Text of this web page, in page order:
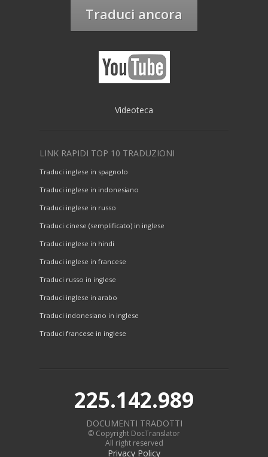
Traduci ancora
Videoteca
LINK RAPIDI TOP 10 TRADUZIONI
Traduci inglese in spagnolo
Traduci inglese in indonesiano
Traduci inglese in russo
Traduci cinese (semplificato) in inglese
Traduci inglese in hindi
Traduci inglese in francese
Traduci russo in inglese
Traduci inglese in arabo
Traduci indonesiano in inglese
Traduci francese in inglese
225.142.989
DOCUMENTI TRADOTTI
© Copyright DocTranslator
All right reserved
Privacy Policy